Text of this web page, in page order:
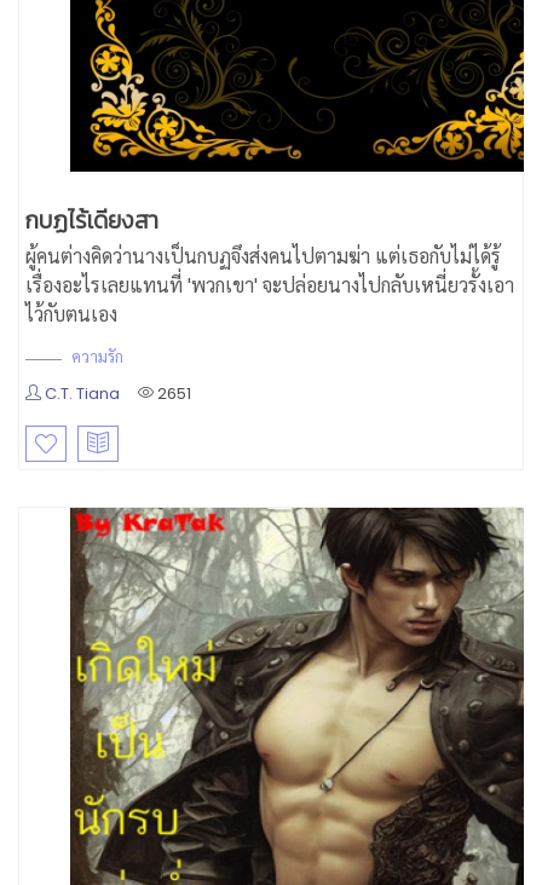
กบฏไร้เดียงสา
ผู้คนต่างคิดว่านางเป็นกบฏจึงส่งคนไปตามฆ่า แต่เธอกับไม่ได้รู้
เรื่องอะไรเลยแทนที่ 'พวกเขา' จะปล่อยนางไปกลับเหนี่ยวรั้งเอา
ไว้กับตนเอง
ความรัก
C.T. Tiana 2651